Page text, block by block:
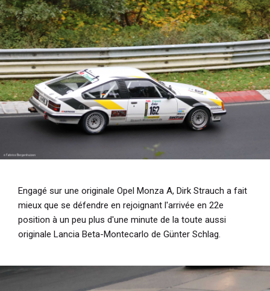
Engagé sur une originale Opel Monza A, Dirk Strauch a fait
mieux que se défendre en rejoignant l'arrivée en 22e
position à un peu plus d'une minute de la toute aussi
originale Lancia Beta-Montecarlo de Günter Schlag.